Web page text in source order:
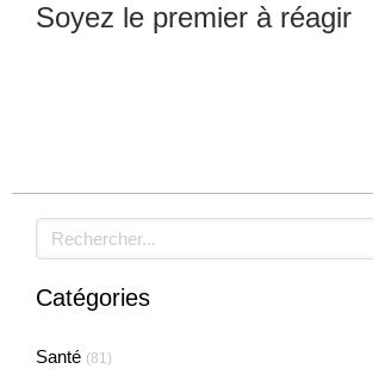
Soyez le premier à réagir
Rechercher
Catégories
Santé (81)